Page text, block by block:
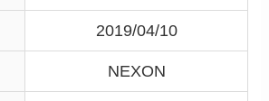
2019/04/10
NEXON